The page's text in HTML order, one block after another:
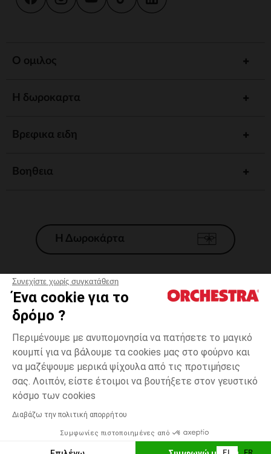
Συνεχίστε χωρίς συγκατάθεση
Ένα cookie για το
δρόμο ?
Περιμένουμε με ανυπομονησία να πατήσετε το μαγικό
κουμπί για να βάλουμε τα cookies μας στο φούρνο και
να μαζέψουμε μερικά ψίχουλα από τις προτιμήσεις
σας. Λοιπόν, είστε έτοιμοι να βουτήξετε στον γευστικό
κόσμο των cookies
Διαβάζω την πολιτική απορρήτου
Συμφωνίες πιστοποιημένες από
Μαύρο
one
Δυνατότητα πληρωμής με
ΠΡΟΣΘΉΚΗ ΣΤΟ ΚΑΛΆΘΙ
Ο ομιλος
Η δωροκαρτα
Βρεφικα ειδη
Βοηθεια
Η Δωροκάρτα
Γενικοί 'Οροι Πώλησης
*Εμπορικες προσφορες
Προσωπικά δεδομένα
Διαχείρηση των cookies
Προσβασιμότητα: μη συμμορφούμενη
H Orchestra συμμετέχει στον κωδικά δεοντολογίας και στο σύστημα
μεσολάβησης της Γαλλικής Ομοσπονδίας Ηλεκτρονικού Εμπορίου.